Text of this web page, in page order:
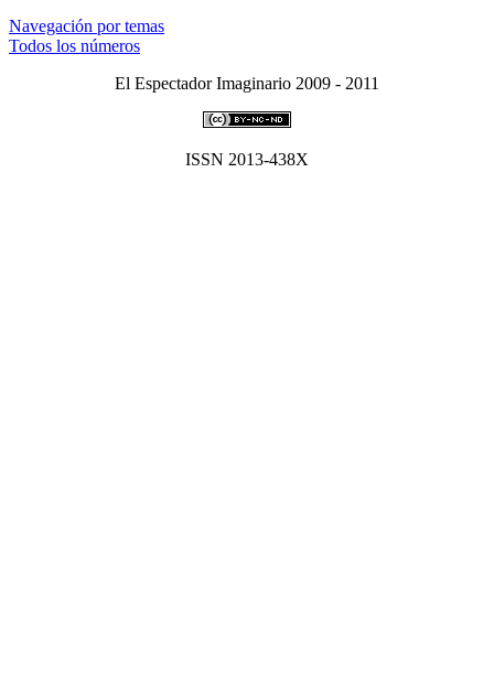
Navegación por temas
Todos los números
El Espectador Imaginario 2009 - 2011
ISSN 2013-438X